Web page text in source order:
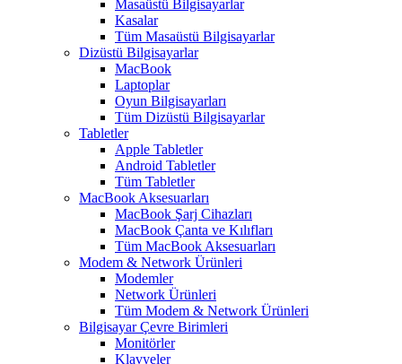
Masaüstü Bilgisayarlar
Kasalar
Tüm Masaüstü Bilgisayarlar
Dizüstü Bilgisayarlar
MacBook
Laptoplar
Oyun Bilgisayarları
Tüm Dizüstü Bilgisayarlar
Tabletler
Apple Tabletler
Android Tabletler
Tüm Tabletler
MacBook Aksesuarları
MacBook Şarj Cihazları
MacBook Çanta ve Kılıfları
Tüm MacBook Aksesuarları
Modem & Network Ürünleri
Modemler
Network Ürünleri
Tüm Modem & Network Ürünleri
Bilgisayar Çevre Birimleri
Monitörler
Klavyeler